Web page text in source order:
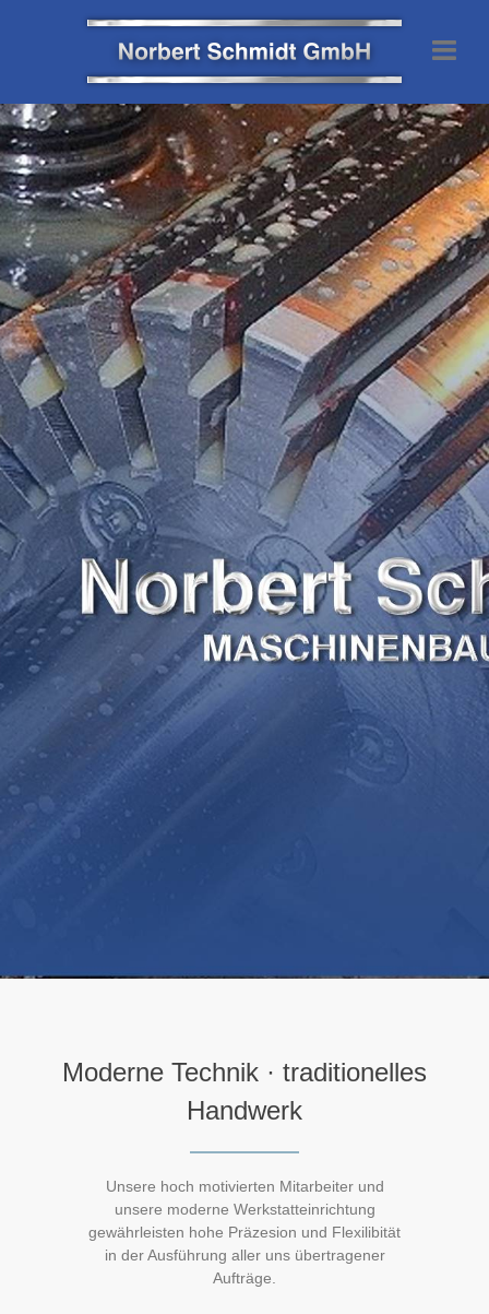
Moderne Technik · traditionelles
Handwerk
Unsere hoch motivierten Mitarbeiter und
unsere moderne Werkstatteinrichtung
gewährleisten hohe Präzesion und Flexilibität
in der Ausführung aller uns übertragener
Aufträge.